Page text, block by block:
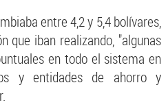
entre 4,2 y 5,4 bolívares,
que iban realizando, "algunas
en todo el sistema en
y entidades de ahorro y